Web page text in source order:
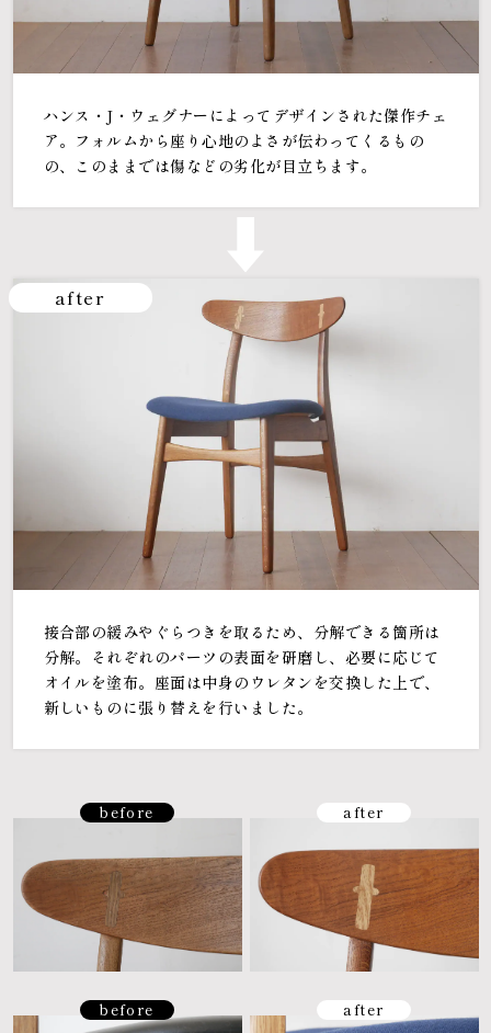
ハンス・J・ウェグナーによってデザインされた傑作チェ
ア。フォルムから座り心地のよさが伝わってくるもの
の、このままでは傷などの劣化が目立ちます。
after
接合部の緩みやぐらつきを取るため、分解できる箇所は
分解。それぞれのパーツの表面を研磨し、必要に応じて
オイルを塗布。座面は中身のウレタンを交換した上で、
新しいものに張り替えを行いました。
before after
before after